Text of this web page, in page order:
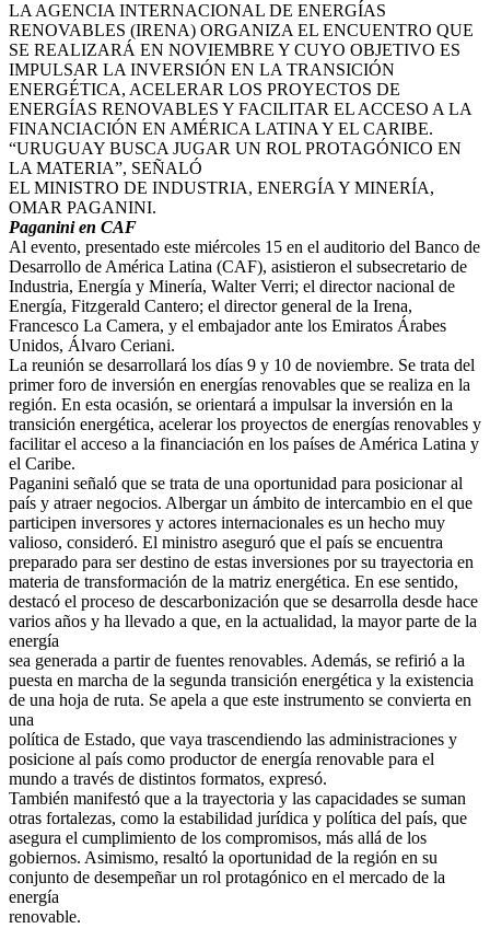
LA AGENCIA INTERNACIONAL DE ENERGÍAS
RENOVABLES (IRENA) ORGANIZA EL ENCUENTRO QUE
SE REALIZARÁ EN NOVIEMBRE Y CUYO OBJETIVO ES
IMPULSAR LA INVERSIÓN EN LA TRANSICIÓN
ENERGÉTICA, ACELERAR LOS PROYECTOS DE
ENERGÍAS RENOVABLES Y FACILITAR EL ACCESO A LA
FINANCIACIÓN EN AMÉRICA LATINA Y EL CARIBE.
“URUGUAY BUSCA JUGAR UN ROL PROTAGÓNICO EN
LA MATERIA”, SEÑALÓ
EL MINISTRO DE INDUSTRIA, ENERGÍA Y MINERÍA,
OMAR PAGANINI.
Paganini en CAF
Al evento, presentado este miércoles 15 en el auditorio del Banco de
Desarrollo de América Latina (CAF), asistieron el subsecretario de
Industria, Energía y Minería, Walter Verri; el director nacional de
Energía, Fitzgerald Cantero; el director general de la Irena,
Francesco La Camera, y el embajador ante los Emiratos Árabes
Unidos, Álvaro Ceriani.
La reunión se desarrollará los días 9 y 10 de noviembre. Se trata del
primer foro de inversión en energías renovables que se realiza en la
región. En esta ocasión, se orientará a impulsar la inversión en la
transición energética, acelerar los proyectos de energías renovables y
facilitar el acceso a la financiación en los países de América Latina y
el Caribe.
Paganini señaló que se trata de una oportunidad para posicionar al
país y atraer negocios. Albergar un ámbito de intercambio en el que
participen inversores y actores internacionales es un hecho muy
valioso, consideró. El ministro aseguró que el país se encuentra
preparado para ser destino de estas inversiones por su trayectoria en
materia de transformación de la matriz energética. En ese sentido,
destacó el proceso de descarbonización que se desarrolla desde hace
varios años y ha llevado a que, en la actualidad, la mayor parte de la
energía
sea generada a partir de fuentes renovables. Además, se refirió a la
puesta en marcha de la segunda transición energética y la existencia
de una hoja de ruta. Se apela a que este instrumento se convierta en
una
política de Estado, que vaya trascendiendo las administraciones y
posicione al país como productor de energía renovable para el
mundo a través de distintos formatos, expresó.
También manifestó que a la trayectoria y las capacidades se suman
otras fortalezas, como la estabilidad jurídica y política del país, que
asegura el cumplimiento de los compromisos, más allá de los
gobiernos. Asimismo, resaltó la oportunidad de la región en su
conjunto de desempeñar un rol protagónico en el mercado de la
energía
renovable.